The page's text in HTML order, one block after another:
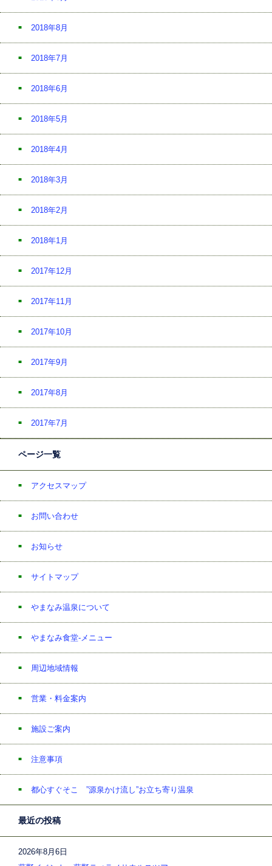
2018年8月
2018年7月
2018年6月
2018年5月
2018年4月
2018年3月
2018年2月
2018年1月
2017年12月
2017年11月
2017年10月
2017年9月
2017年8月
2017年7月
ページ一覧
アクセスマップ
お問い合わせ
お知らせ
サイトマップ
やまなみ温泉について
やまなみ食堂-メニュー
周辺地域情報
営業・料金案内
施設ご案内
注意事項
都心すぐそこ ”源泉かけ流し”お立ち寄り温泉
最近の投稿
2026年8月6日